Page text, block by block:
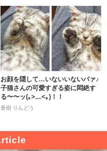
お顔を隠して…いないいないバァ♪
子猫さんの可愛すぎる姿に悶絶す
る〜〜ッ(｡>﹏<｡)！！
蒼樹 りんどう